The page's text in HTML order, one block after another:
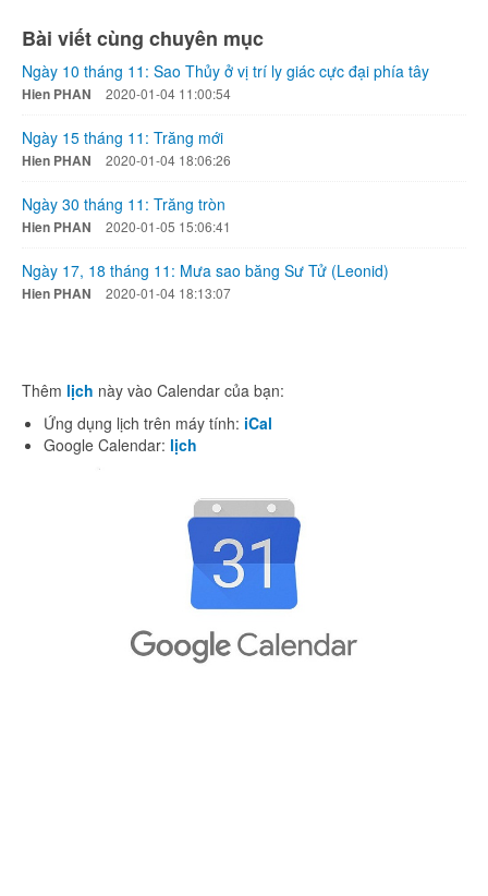
Bài viết cùng chuyên mục
Ngày 10 tháng 11: Sao Thủy ở vị trí ly giác cực đại phía tây
Hien PHAN 2020-01-04 11:00:54
Ngày 15 tháng 11: Trăng mới
Hien PHAN 2020-01-04 18:06:26
Ngày 30 tháng 11: Trăng tròn
Hien PHAN 2020-01-05 15:06:41
Ngày 17, 18 tháng 11: Mưa sao băng Sư Tử (Leonid)
Hien PHAN 2020-01-04 18:13:07
Thêm lịch này vào Calendar của bạn:
Ứng dụng lịch trên máy tính: iCal
Google Calendar: lịch